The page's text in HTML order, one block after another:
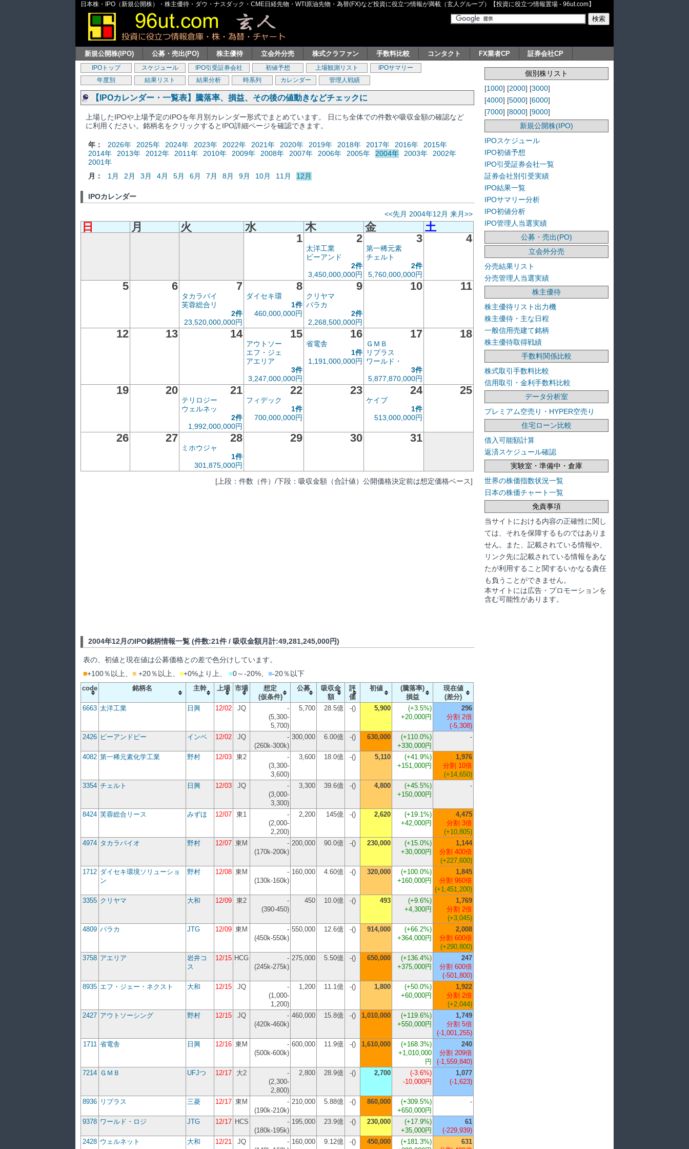
日本株・IPO（新規公開株）・株主優待・ダウ・ナスダック・CME日経先物・WTI原油先物・為替(FX)など投資に役立つ情報が満載（玄人グループ）【投資に役立つ情報置場 - 96ut.com】
新規公開株(IPO) 公募・売出(PO) 株主優待 立会外分売 株式クラファン 手数料比較 コンタクト FX業者CP 証券会社CP
IPOトップ スケジュール IPO引受証券会社 初値予想 上場観測リスト
IPOサマリー
年度別
結果リスト 結果分析 時系列 カレンダー 管理人戦績
【IPOカレンダー・一覧表】騰落率、損益、その後の値動きなどチェックに
上場したIPOや上場予定のIPOを年月別カレンダー形式でまとめています。 日にち全体での件数や吸収金額の確認など
に利用ください。銘柄名をクリックするとIPO詳細ページを確認できます。
年： 2026年 2025年 2024年 2023年 2022年 2021年 2020年 2019年 2018年 2017年 2016年
2015年
2014年
2013年 2012年 2011年 2010年 2009年 2008年 2007年 2006年 2005年 2004年 2003年
2002年
2001年
月：
1月 2月 3月 4月 5月 6月 7月 8月 9月 10月 11月 12月
IPOカレンダー
<<先月 2004年12月 来月>>
日 月 火 水 木 金
土
1
2
太洋工業
ビーアンド
2件
3,450,000,000円
3
第一稀元素
チェルト
2件
5,760,000,000円
4
5 6 7
タカラバイ
芙蓉総合リ
2件
23,520,000,000円
8
ダイセキ環
1件
460,000,000円
9
クリヤマ
パラカ
2件
2,268,500,000円
10 11
12 13 14 15
アウトソー
エフ・ジェ
アエリア
3件
3,247,000,000円
16
省電舎
1件
1,191,000,000円
17
ＧＭＢ
リプラス
ワールド・
3件
5,877,870,000円
18
19 20 21
テリロジー
ウェルネッ
2件
1,992,000,000円
22
フィデック
1件
700,000,000円
23 24
ケイブ
1件
513,000,000円
25
26 27 28
ミホウジャ
1件
301,875,000円
29 30 31
[上段：件数（件）/下段：吸収金額（合計値）公開価格決定前は想定価格ベース]
2004年12月のIPO銘柄情報一覧 (件数:21件 / 吸収金額月計:49,281,245,000円)
表の、初値と現在値は公募価格との差で色分けしています。
■+100％以上、 ■ +20％以上、 ■+0%より上、 ■0～-20%、 ■-20％以下
code 銘柄名 主幹 上場 市場
想定
(仮条件)
公募
吸収金
額
評
価
初値
(騰落率)
損益
現在値
(差分)
6663 太洋工業 日興 12/02 JQ
-
(5,300-
5,700)
5,700 28.5億 -() 5,900 (+3.5%)
+20,000円
296
分割 2倍
(-5,308)
2426 ビーアンドビー インベ 12/02 JQ
-
(260k-300k)
300,000 6.00億 -() 630,000 (+110.0%)
+330,000円
-
4082 第一稀元素化学工業 野村 12/03 東2
-
(3,300-
3,600)
3,600 18.0億 -() 5,110 (+41.9%)
+151,000円
1,976
分割 10倍
(+14,650)
3354 チェルト 日興 12/03 JQ
-
(3,000-
3,300)
3,300 39.6億 -() 4,800 (+45.5%)
+150,000円
-
8424 芙蓉総合リース みずほ 12/07 東1
-
(2,000-
2,200)
2,200 145億 -() 2,620 (+19.1%)
+42,000円
4,475
分割 3倍
(+10,805)
4974 タカラバイオ 野村 12/07 東M
-
(170k-200k)
200,000 90.0億 -() 230,000 (+15.0%)
+30,000円
1,144
分割 400倍
(+227,600)
1712 ダイセキ環境ソリューショ
ン
野村 12/08 東M
-
(130k-160k)
160,000 4.60億 -() 320,000 (+100.0%)
+160,000円
1,845
分割 960倍
(+1,451,200)
3355 クリヤマ 大和 12/09 東2
-
(390-450)
450 10.0億 -() 493 (+9.6%)
+4,300円
1,769
分割 2倍
(+3,045)
4809 パラカ JTG 12/09 東M
-
(450k-550k)
550,000 12.6億 -() 914,000 (+66.2%)
+364,000円
2,008
分割 600倍
(+290,800)
3758 アエリア
岩井コ
ス
12/15 HCG
-
(245k-275k)
275,000 5.50億 -() 650,000 (+136.4%)
+375,000円
247
分割 600倍
(-501,800)
8935 エフ・ジェー・ネクスト 大和 12/15 JQ
-
(1,000-
1,200)
1,200 11.1億 -() 1,800 (+50.0%)
+60,000円
1,922
分割 2倍
(+2,044)
2427 アウトソーシング 野村 12/15 JQ
-
(420k-460k)
460,000 15.8億 -() 1,010,000 (+119.6%)
+550,000円
1,749
分割 5倍
(-1,001,255)
1711 省電舎 日興 12/16 東M
-
(500k-600k)
600,000 11.9億 -() 1,610,000 (+168.3%)
+1,010,000
円
240
分割 209倍
(-1,559,840)
7214 ＧＭＢ UFJつ 12/17 大2
-
(2,300-
2,800)
2,800 28.9億 -() 2,700 (-3.6%)
-10,000円
1,077
(-1,623)
8936 リプラス 三菱 12/17 東M
-
(190k-210k)
210,000 5.88億 -() 860,000 (+309.5%)
+650,000円
-
9378 ワールド・ロジ JTG 12/17 HCS
-
(180k-195k)
195,000 23.9億 -() 230,000 (+17.9%)
+35,000円
61
(-229,939)
2428 ウェルネット 大和 12/21 JQ
- 160,000 9.12億 -() 450,000 (+181.3%)
631
個別株リスト
[1000] [2000] [3000]
[4000] [5000] [6000]
[7000] [8000] [9000]
新規公開株(IPO)
IPOスケジュール
IPO初値予想
IPO引受証券会社一覧
証券会社別引受実績
IPO結果一覧
IPOサマリー分析
IPO初値分析
IPO管理人当選実績
公募・売出(PO)
立会外分売
分売結果リスト
分売管理人当選実績
株主優待
株主優待リスト出力機
株主優待・主な日程
一般信用売建て銘柄
株主優待取得戦績
手数料関係比較
株式取引手数料比較
信用取引・金利手数料比較
データ分析室
プレミアム空売り・HYPER空売り
住宅ローン比較
借入可能額計算
返済スケジュール確認
実験室・準備中・倉庫
世界の株価指数状況一覧
日本の株価チャート一覧
免責事項
当サイトにおける内容の正確性に関し
ては、それを保障するものではありま
せん。また、記載されている情報や、
リンク先に記載されている情報をあな
たが利用すること関するいかなる責任
も負うことができません。
本サイトには広告・プロモーションを
含む可能性があります。